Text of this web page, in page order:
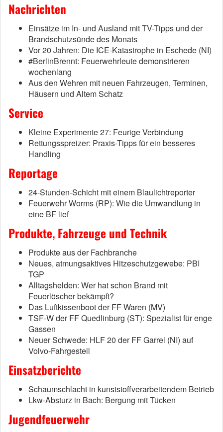
Nachrichten
Einsätze im In- und Ausland mit TV-Tipps und der
Brandschutzsünde des Monats
Vor 20 Jahren: Die ICE-Katastrophe in Eschede (NI)
#BerlinBrennt: Feuerwehrleute demonstrieren
wochenlang
Aus den Wehren mit neuen Fahrzeugen, Terminen,
Häusern und Altem Schatz
Service
Kleine Experimente 27: Feurige Verbindung
Rettungsspreizer: Praxis-Tipps für ein besseres
Handling
Reportage
24-Stunden-Schicht mit einem Blaulichtreporter
Feuerwehr Worms (RP): Wie die Umwandlung in
eine BF lief
Produkte, Fahrzeuge und Technik
Produkte aus der Fachbranche
Neues, atmungsaktives Hitzeschutzgewebe: PBI
TGP
Alltagshelden: Wer hat schon Brand mit
Feuerlöscher bekämpft?
Das Luftkissenboot der FF Waren (MV)
TSF-W der FF Quedlinburg (ST): Spezialist für enge
Gassen
Neuer Schwede: HLF 20 der FF Garrel (NI) auf
Volvo-Fahrgestell
Einsatzberichte
Schaumschlacht in kunststoffverarbeitendem Betrieb
Lkw-Absturz in Bach: Bergung mit Tücken
Jugendfeuerwehr